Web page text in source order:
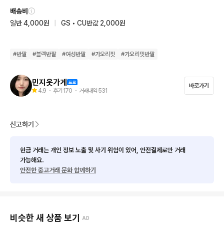
배송비
일반 4,000원
GS • CU반값 2,000원
#반팔 #블랙반팔 #여성반팔 #가오리핏 #가오리핏반팔
민지옷가게
4.9 ・ 후기 170 ・ 거래내역 531
바로가기
신고하기
현금 거래는 개인 정보 노출 및 사기 위험이 있어, 안전결제로만 거래
가능해요.
안전한 중고거래 문화 함께하기
비슷한 새 상품 보기 AD